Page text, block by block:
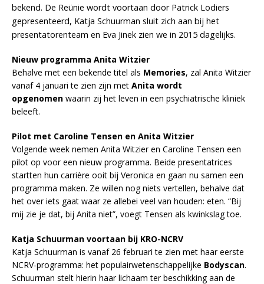
bekend. De Reünie wordt voortaan door Patrick Lodiers
gepresenteerd, Katja Schuurman sluit zich aan bij het
presentatorenteam en Eva Jinek zien we in 2015 dagelijks.
Nieuw programma Anita Witzier
Behalve met een bekende titel als Memories, zal Anita Witzier
vanaf 4 januari te zien zijn met Anita wordt
opgenomen waarin zij het leven in een psychiatrische kliniek
beleeft.
Pilot met Caroline Tensen en Anita Witzier
Volgende week nemen Anita Witzier en Caroline Tensen een
pilot op voor een nieuw programma. Beide presentatrices
startten hun carrière ooit bij Veronica en gaan nu samen een
programma maken. Ze willen nog niets vertellen, behalve dat
het over iets gaat waar ze allebei veel van houden: eten. “Bij
mij zie je dat, bij Anita niet”, voegt Tensen als kwinkslag toe.
Katja Schuurman voortaan bij KRO-NCRV
Katja Schuurman is vanaf 26 februari te zien met haar eerste
NCRV-programma: het populairwetenschappelijke Bodyscan.
Schuurman stelt hierin haar lichaam ter beschikking aan de